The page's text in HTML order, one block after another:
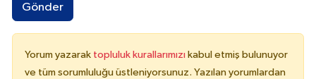
Gönder
Yorum yazarak topluluk kurallarımızı kabul etmiş bulunuyor
ve tüm sorumluluğu üstleniyorsunuz. Yazılan yorumlardan